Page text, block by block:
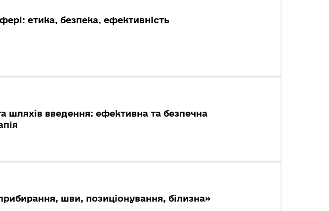
етика, безпека, ефективність
шляхів введення: ефективна та безпечна
шви, позиціонування, білизна»